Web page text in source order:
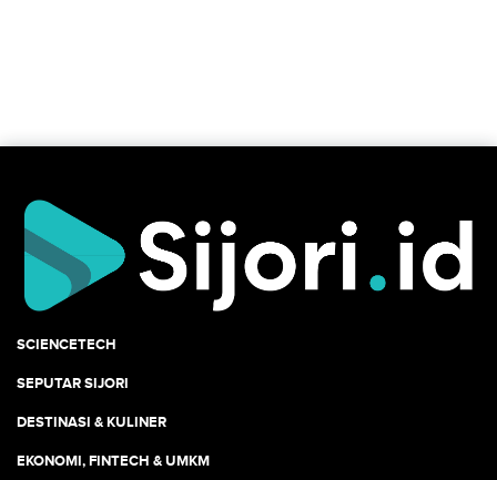
SCIENCETECH
SEPUTAR SIJORI
DESTINASI & KULINER
EKONOMI, FINTECH & UMKM